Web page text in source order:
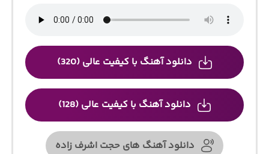
دانلود آهنگ با کیفیت عالی (320)
دانلود آهنگ با کیفیت عالی (128)
دانلود آهنگ های حجت اشرف زاده